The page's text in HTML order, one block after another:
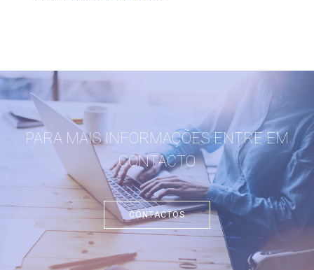
PARA MAIS INFORMAÇÕES ENTRE EM
CONTACTO
CONTACTOS